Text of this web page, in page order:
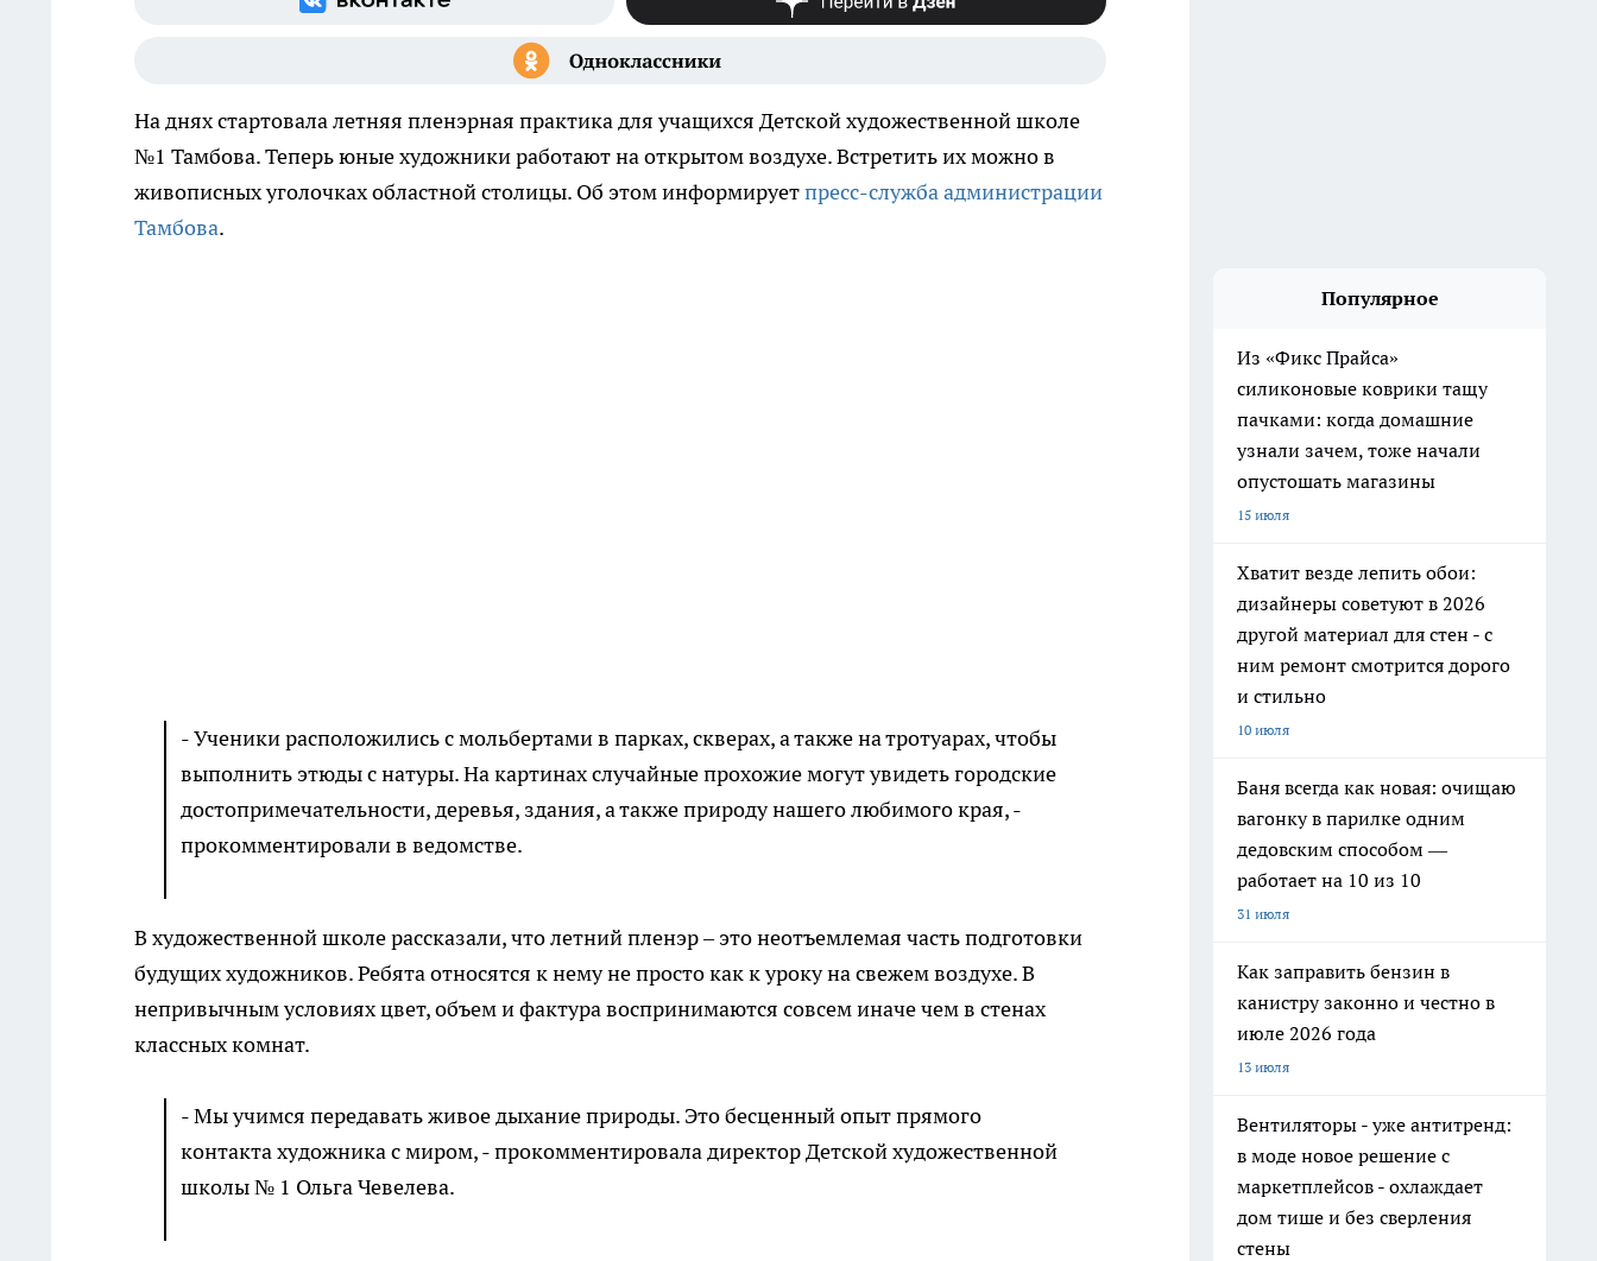
На днях стартовала летняя пленэрная практика для учащихся Детской художественной школе
№1 Тамбова. Теперь юные художники работают на открытом воздухе. Встретить их можно в
живописных уголочках областной столицы. Об этом информируетпресс-служба администрации
Тамбова.
- Ученики расположились с мольбертами в парках, скверах, а также на тротуарах, чтобы
выполнить этюды с натуры. На картинах случайные прохожие могут увидеть городские
достопримечательности, деревья, здания, а также природу нашего любимого края, -
прокомментировали в ведомстве.
В художественной школе рассказали, что летний пленэр – это неотъемлемая часть подготовки
будущих художников. Ребята относятся к нему не просто как к уроку на свежем воздухе. В
непривычным условиях цвет, объем и фактура воспринимаются совсем иначе чем в стенах
классных комнат.
- Мы учимся передавать живое дыхание природы. Это бесценный опыт прямого
контакта художника с миром, - прокомментировала директор Детской художественной
школы № 1 Ольга Чевелева.
Популярное
Из «Фикс Прайса»
силиконовые коврики тащу
пачками: когда домашние
узнали зачем, тоже начали
опустошать магазины
15 июля
Хватит везде лепить обои:
дизайнеры советуют в 2026
другой материал для стен - с
ним ремонт смотрится дорого
и стильно
10 июля
Баня всегда как новая: очищаю
вагонку в парилке одним
дедовским способом —
работает на 10 из 10
31 июля
Как заправить бензин в
канистру законно и честно в
июле 2026 года
13 июля
Вентиляторы - уже антитренд:
в моде новое решение с
маркетплейсов - охлаждает
дом тише и без сверления
стены